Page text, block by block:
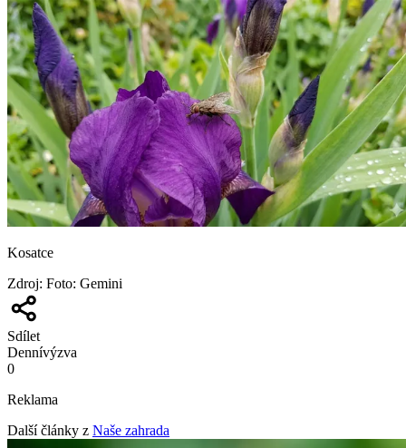
Kosatce
Zdroj: Foto: Gemini
Sdílet
Dennívýzva
0
Reklama
Další články z Naše zahrada